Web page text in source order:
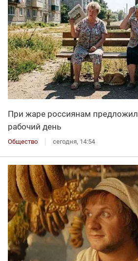
При жаре россиянам
рабочий день
Общество сегодня, 14:54